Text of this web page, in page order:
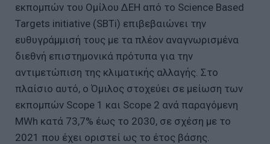
εκπομπών του Ομίλου ΔΕΗ από το Science Based
Targets initiative (SBTi) επιβεβαιώνει την
ευθυγράμμισή τους με τα πλέον αναγνωρισμένα
διεθνή επιστημονικά πρότυπα για την
αντιμετώπιση της κλιματικής αλλαγής. Στο
πλαίσιο αυτό, ο Όμιλος στοχεύει σε μείωση των
εκπομπών Scope 1 και Scope 2 ανά παραγόμενη
MWh κατά 73,7% έως το 2030, σε σχέση με το
2021 που έχει οριστεί ως το έτος βάσης.